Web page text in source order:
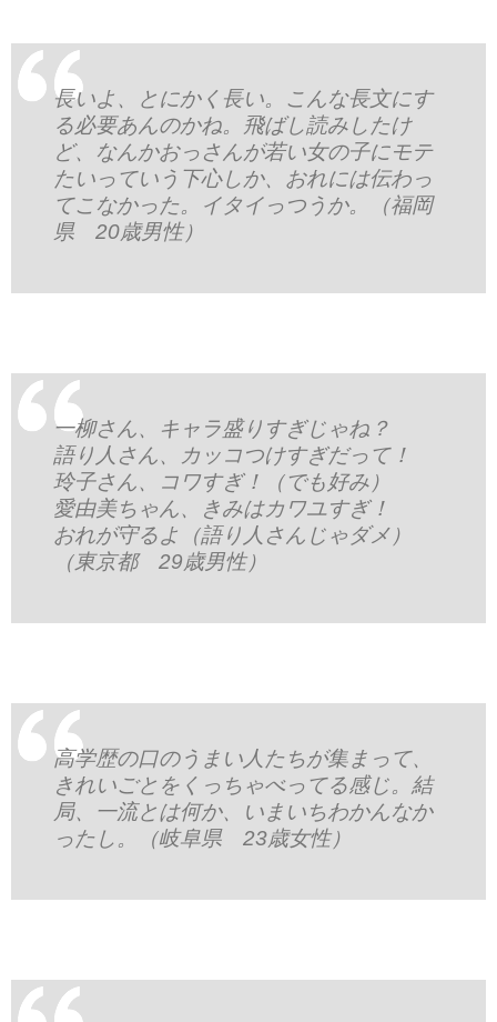
長いよ、とにかく長い。こんな長文にす
る必要あんのかね。飛ばし読みしたけ
ど、なんかおっさんが若い女の子にモテ
たいっていう下心しか、おれには伝わっ
てこなかった。イタイっつうか。（福岡
県 20歳男性）
一柳さん、キャラ盛りすぎじゃね？
語り人さん、カッコつけすぎだって！
玲子さん、コワすぎ！（でも好み）
愛由美ちゃん、きみはカワユすぎ！
おれが守るよ（語り人さんじゃダメ）
（東京都 29歳男性）
高学歴の口のうまい人たちが集まって、
きれいごとをくっちゃべってる感じ。結
局、一流とは何か、いまいちわかんなか
ったし。（岐阜県 23歳女性）